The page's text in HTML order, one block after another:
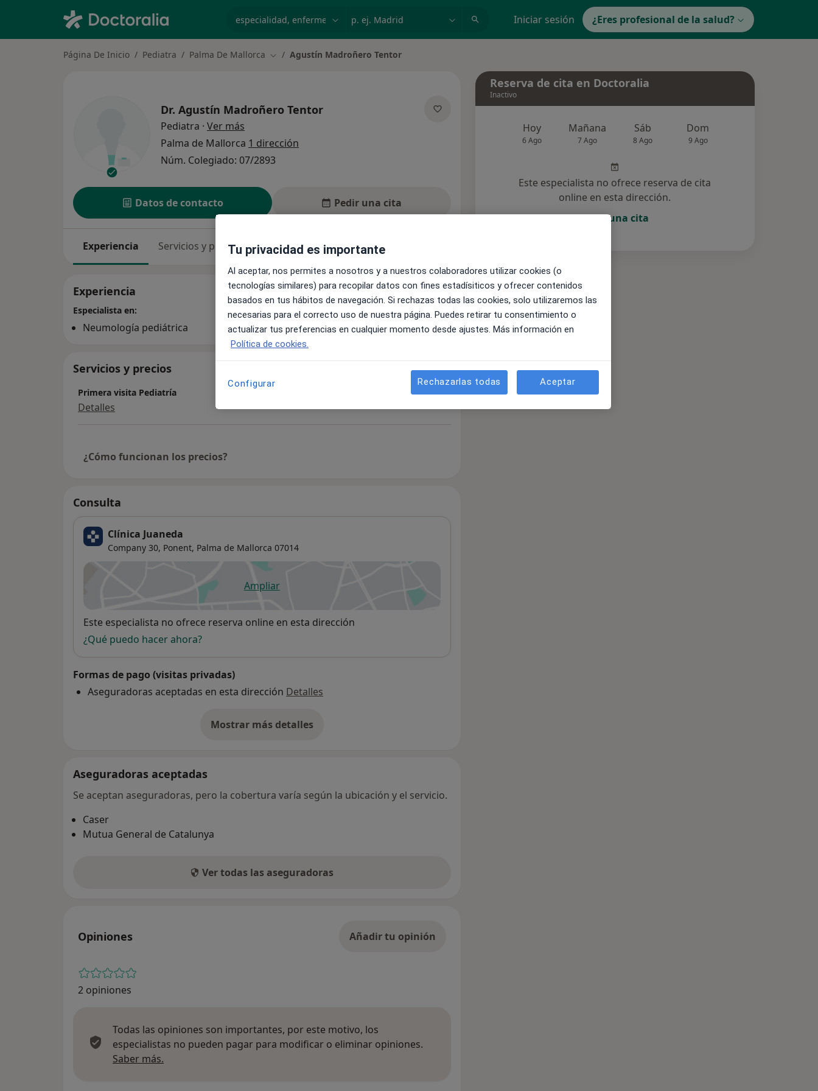
Iniciar sesión ¿Eres profesional de la salud?
Página De Inicio Pediatra Palma De Mallorca Cambiar de ciudad
Agustín Madroñero Tentor
Dr. Agustín Madroñero Tentor
Pediatra · Ver más
Palma de Mallorca 1 dirección
Núm. Colegiado: 07/2893
Datos de contacto Pedir una cita
Experiencia Servicios y precios Consultas Aseguradoras
Experiencia
Especialista en:
Neumología pediátrica
Servicios y precios
Primera visita Pediatría
Detalles
¿Cómo funcionan los precios?
Consulta
Clínica Juaneda
Company 30, Ponent, Palma de Mallorca 07014
Ampliarse abre en una nueva pestaña
Disponibilidad
Este especialista no ofrece reserva online en esta dirección
¿Qué puedo hacer ahora?
Formas de pago (visitas privadas)
Aseguradoras aceptadas en esta dirección Detalles
Mostrar más detalles
sobre la dirección
Aseguradoras aceptadas
Se aceptan aseguradoras, pero la cobertura varía según la ubicación y el servicio.
Caser
Mutua General de Catalunya
Ver todas las aseguradoras
Opiniones Añadir tu opinión
2 opiniones
Todas las opiniones son importantes, por este motivo, los
especialistas no pueden pagar para modificar o eliminar opiniones.
Saber más.
Reserva de cita en Doctoralia
Inactivo
Hoy
6 Ago
Mañana
7 Ago
Sáb
8 Ago
Dom
9 Ago
Este especialista no ofrece reserva de cita
online en esta dirección.
Pedir una cita
Tu privacidad es importante
Al aceptar, nos permites a nosotros y a nuestros colaboradores utilizar cookies (o
tecnologías similares) para recopilar datos con fines estadísiticos y ofrecer contenidos
basados en tus hábitos de navegación. Si rechazas todas las cookies, solo utilizaremos las
necesarias para el correcto uso de nuestra página. Puedes retirar tu consentimiento o
actualizar tus preferencias en cualquier momento desde ajustes. Más información en
Política de cookies.
Configurar Rechazarlas todas Aceptar